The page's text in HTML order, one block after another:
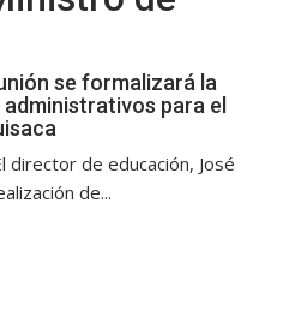
se formalizará la
para el
director de educación, José
de...